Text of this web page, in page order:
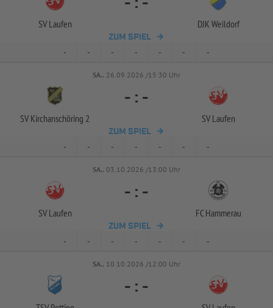
SV Laufen DJK Weildorf
ZUM SPIEL
- - - - - - -
SA.. 26.09.2026 /15:30 Uhr
SV Kirchanschöring 2
- : -
SV Laufen
ZUM SPIEL
- - - - - - -
SA.. 03.10.2026 /13:00 Uhr
SV Laufen
- : -
FC Hammerau
ZUM SPIEL
- - - - - - -
SA.. 10.10.2026 /12:00 Uhr
- : -